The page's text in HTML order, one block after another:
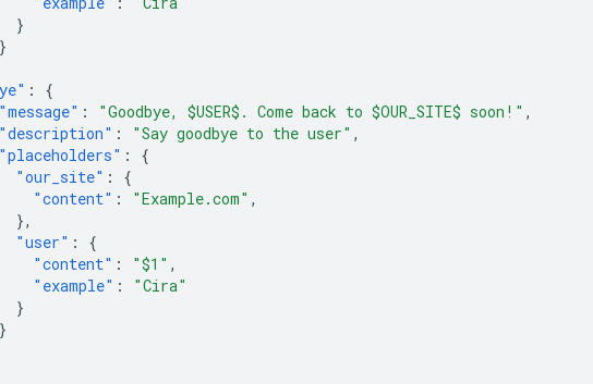
}
}
:
{
"message" : "Goodbye, $USER$. Come back to $OUR_SITE$ soon!" ,
"description" : "Say goodbye to the user" ,
"placeholders" :
{
"our_site" :
{
"content" : "Example.com" ,
},
"user" :
{
"content" : "$1" ,
"example" :
"Cira"
}
}